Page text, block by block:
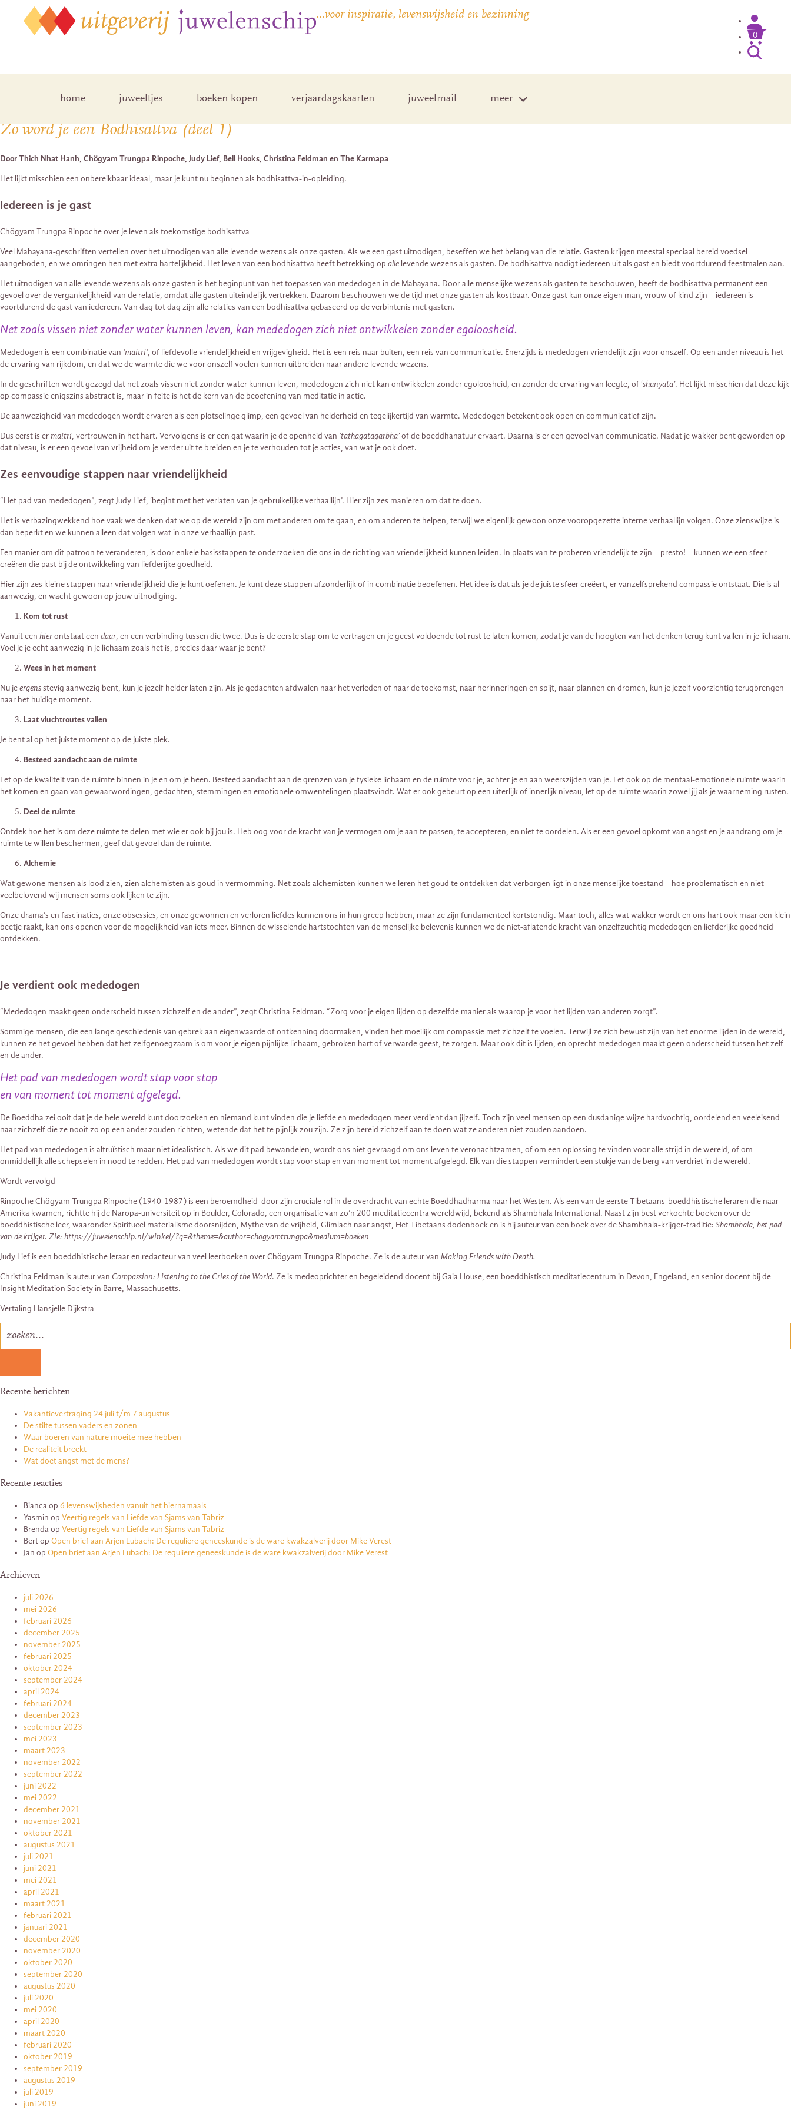
…voor inspiratie, levenswijsheid en bezinning
0
home juweeltjes boeken kopen verjaardagskaarten juweelmail meer
Posts Tagged ‘feldman christina’
Zo word je een Bodhisattva (deel 1)
Door Thich Nhat Hanh, Chögyam Trungpa Rinpoche, Judy Lief, Bell Hooks, Christina Feldman en The Karmapa
Het lijkt misschien een onbereikbaar ideaal, maar je kunt nu beginnen als bodhisattva-in-opleiding.
Iedereen is je gast
Chögyam Trungpa Rinpoche over je leven als toekomstige bodhisattva
Veel Mahayana-geschriften vertellen over het uitnodigen van alle levende wezens als onze gasten. Als we een gast uitnodigen, beseffen we het belang van die relatie. Gasten krijgen meestal speciaal bereid voedsel
aangeboden, en we omringen hen met extra hartelijkheid. Het leven van een bodhisattva heeft betrekking op alle levende wezens als gasten. De bodhisattva nodigt iedereen uit als gast en biedt voortdurend feestmalen aan.
Het uitnodigen van alle levende wezens als onze gasten is het beginpunt van het toepassen van mededogen in de Mahayana. Door alle menselijke wezens als gasten te beschouwen, heeft de bodhisattva permanent een
gevoel over de vergankelijkheid van de relatie, omdat alle gasten uiteindelijk vertrekken. Daarom beschouwen we de tijd met onze gasten als kostbaar. Onze gast kan onze eigen man, vrouw of kind zijn – iedereen is
voortdurend de gast van iedereen. Van dag tot dag zijn alle relaties van een bodhisattva gebaseerd op de verbintenis met gasten.
Net zoals vissen niet zonder water kunnen leven, kan mededogen zich niet ontwikkelen zonder egoloosheid.
Mededogen is een combinatie van ‘maitri’, of liefdevolle vriendelijkheid en vrijgevigheid. Het is een reis naar buiten, een reis van communicatie. Enerzijds is mededogen vriendelijk zijn voor onszelf. Op een ander niveau is het
de ervaring van rijkdom, en dat we de warmte die we voor onszelf voelen kunnen uitbreiden naar andere levende wezens.
In de geschriften wordt gezegd dat net zoals vissen niet zonder water kunnen leven, mededogen zich niet kan ontwikkelen zonder egoloosheid, en zonder de ervaring van leegte, of ‘shunyata’. Het lijkt misschien dat deze kijk
op compassie enigszins abstract is, maar in feite is het de kern van de beoefening van meditatie in actie.
De aanwezigheid van mededogen wordt ervaren als een plotselinge glimp, een gevoel van helderheid en tegelijkertijd van warmte. Mededogen betekent ook open en communicatief zijn.
Dus eerst is ermaitri, vertrouwen in het hart. Vervolgens is er een gat waarin je de openheid van ‘tathagatagarbha’of de boeddhanatuur ervaart. Daarna is er een gevoel van communicatie. Nadat je wakker bent geworden op
dat niveau, is er een gevoel van vrijheid om je verder uit te breiden en je te verhouden tot je acties, van wat je ook doet.
Zes eenvoudige stappen naar vriendelijkheid
“Het pad van mededogen”, zegt Judy Lief, ‘begint met het verlaten van je gebruikelijke verhaallijn’. Hier zijn zes manieren om dat te doen.
Het is verbazingwekkend hoe vaak we denken dat we op de wereld zijn om met anderen om te gaan, en om anderen te helpen, terwijl we eigenlijk gewoon onze vooropgezette interne verhaallijn volgen. Onze zienswijze is
dan beperkt en we kunnen alleen dat volgen wat in onze verhaallijn past.
Een manier om dit patroon te veranderen, is door enkele basisstappen te onderzoeken die ons in de richting van vriendelijkheid kunnen leiden. In plaats van te proberen vriendelijk te zijn – presto! – kunnen we een sfeer
creëren die past bij de ontwikkeling van liefderijke goedheid.
Hier zijn zes kleine stappen naar vriendelijkheid die je kunt oefenen. Je kunt deze stappen afzonderlijk of in combinatie beoefenen. Het idee is dat als je de juiste sfeer creëert, er vanzelfsprekend compassie ontstaat. Die is al
aanwezig, en wacht gewoon op jouw uitnodiging.
Kom tot rust
Vanuit een hierontstaat een ​​ daar, en een verbinding tussen die twee. Dus is de eerste stap om te vertragen en je geest voldoende tot rust te laten komen, zodat je van de hoogten van het denken terug kunt vallen in je lichaam.
Voel je je echt aanwezig in je lichaam zoals het is, precies daar waar je bent?
Wees in het moment
Nu jeergensstevig aanwezig bent, kun je jezelf helder laten zijn. Als je gedachten afdwalen naar het verleden of naar de toekomst, naar herinneringen en spijt, naar plannen en dromen, kun je jezelf voorzichtig terugbrengen
naar het huidige moment.
Laat vluchtroutes vallen
Je bent al op het juiste moment op de juiste plek.
Besteed aandacht aan de ruimte
Let op de kwaliteit van de ruimte binnen in je en om je heen. Besteed aandacht aan de grenzen van je fysieke lichaam en de ruimte voor je, achter je en aan weerszijden van je. Let ook op de mentaal-emotionele ruimte waarin
het komen en gaan van gewaarwordingen, gedachten, stemmingen en emotionele omwentelingen plaatsvindt. Wat er ook gebeurt op een uiterlijk of innerlijk niveau, let op de ruimte waarin zowel jij als je waarneming rusten.
Deel de ruimte
Ontdek hoe het is om deze ruimte te delen met wie er ook bij jou is. Heb oog voor de kracht van je vermogen om je aan te passen, te accepteren, en niet te oordelen. Als er een gevoel opkomt van angst en je aandrang om je
ruimte te willen beschermen, geef dat gevoel dan de ruimte.
Alchemie
Wat gewone mensen als lood zien, zien alchemisten als goud in vermomming. Net zoals alchemisten kunnen we leren het goud te ontdekken dat verborgen ligt in onze menselijke toestand – hoe problematisch en niet
veelbelovend wij mensen soms ook lijken te zijn.
Onze drama’s en fascinaties, onze obsessies, en onze gewonnen en verloren liefdes kunnen ons in hun greep hebben, maar ze zijn fundamenteel kortstondig. Maar toch, alles wat wakker wordt en ons hart ook maar een klein
beetje raakt, kan ons openen voor de mogelijkheid van iets meer. Binnen de wisselende hartstochten van de menselijke belevenis kunnen we de niet-aflatende kracht van onzelfzuchtig mededogen en liefderijke goedheid
ontdekken.
Je verdient ook mededogen
“Mededogen maakt geen onderscheid tussen zichzelf en de ander”, zegt Christina Feldman. “Zorg voor je eigen lijden op dezelfde manier als waarop je voor het lijden van anderen zorgt”.
Sommige mensen, die een lange geschiedenis van gebrek aan eigenwaarde of ontkenning doormaken, vinden het moeilijk om compassie met zichzelf te voelen. Terwijl ze zich bewust zijn van het enorme lijden in de wereld,
kunnen ze het gevoel hebben dat het zelfgenoegzaam is om voor je eigen pijnlijke lichaam, gebroken hart of verwarde geest, te zorgen. Maar ook dit is lijden, en oprecht mededogen maakt geen onderscheid tussen het zelf
en de ander.
Het pad van mededogen wordt stap voor stap
en van moment tot moment afgelegd.
De Boeddha zei ooit dat je de hele wereld kunt doorzoeken en niemand kunt vinden die je liefde en mededogen meer verdient dan jijzelf. Toch zijn veel mensen op een dusdanige wijze hardvochtig, oordelend en veeleisend
naar zichzelf die ze nooit zo op een ander zouden richten, wetende dat het te pijnlijk zou zijn. Ze zijn bereid zichzelf aan te doen wat ze anderen niet zouden aandoen.
Het pad van mededogen is altruïstisch maar niet idealistisch. Als we dit pad bewandelen, wordt ons niet gevraagd om ons leven te veronachtzamen, of om een oplossing te vinden voor alle strijd in de wereld, of om
onmiddellijk alle schepselen in nood te redden. Het pad van mededogen wordt stap voor stap en van moment tot moment afgelegd. Elk van die stappen vermindert een stukje van de berg van verdriet in de wereld.
Wordt vervolgd
Rinpoche Chögyam Trungpa Rinpoche (1940-1987) is een beroemdheid door zijn cruciale rol in de overdracht van echte Boeddhadharma naar het Westen. Als een van de eerste Tibetaans-boeddhistische leraren die naar
Amerika kwamen, richtte hij de Naropa-universiteit op in Boulder, Colorado, een organisatie van zo’n 200 meditatiecentra wereldwijd, bekend als Shambhala International. Naast zijn best verkochte boeken over de
boeddhistische leer, waaronder Spiritueel materialisme doorsnijden, Mythe van de vrijheid, Glimlach naar angst, Het Tibetaans dodenboek en is hij auteur van een boek over de Shambhala-krijger-traditie: Shambhala, het pad
van de krijger. Zie: https://juwelenschip.nl/winkel/?q=&theme=&author=chogyamtrungpa&medium=boeken
Judy Lief is een boeddhistische leraar en redacteur van veel leerboeken over Chögyam Trungpa Rinpoche. Ze is de auteur van Making Friends with Death.
Christina Feldman is auteur van Compassion: Listening to the Cries of the World. Ze is medeoprichter en begeleidend docent bij Gaia House, een boeddhistisch meditatiecentrum in Devon, Engeland, en senior docent bij de
Insight Meditation Society in Barre, Massachusetts.
Vertaling Hansjelle Dijkstra
Recente berichten
Vakantievertraging 24 juli t/m 7 augustus
De stilte tussen vaders en zonen
Waar boeren van nature moeite mee hebben
De realiteit breekt
Wat doet angst met de mens?
Recente reacties
Biancaop 6 levenswijsheden vanuit het hiernamaals
Yasmin op Veertig regels van Liefde van Sjams van Tabriz
Brendaop Veertig regels van Liefde van Sjams van Tabriz
Bertop Open brief aan Arjen Lubach: De reguliere geneeskunde is de ware kwakzalverij door Mike Verest
Jan op Open brief aan Arjen Lubach: De reguliere geneeskunde is de ware kwakzalverij door Mike Verest
Archieven
juli 2026
mei 2026
februari 2026
december 2025
november 2025
februari 2025
oktober 2024
september 2024
april 2024
februari 2024
december 2023
september 2023
mei 2023
maart 2023
november 2022
september 2022
juni 2022
mei 2022
december 2021
november 2021
oktober 2021
augustus 2021
juli 2021
juni 2021
mei 2021
april 2021
maart 2021
februari 2021
januari 2021
december 2020
november 2020
oktober 2020
september 2020
augustus 2020
juli 2020
mei 2020
april 2020
maart 2020
februari 2020
oktober 2019
september 2019
augustus 2019
juli 2019
juni 2019